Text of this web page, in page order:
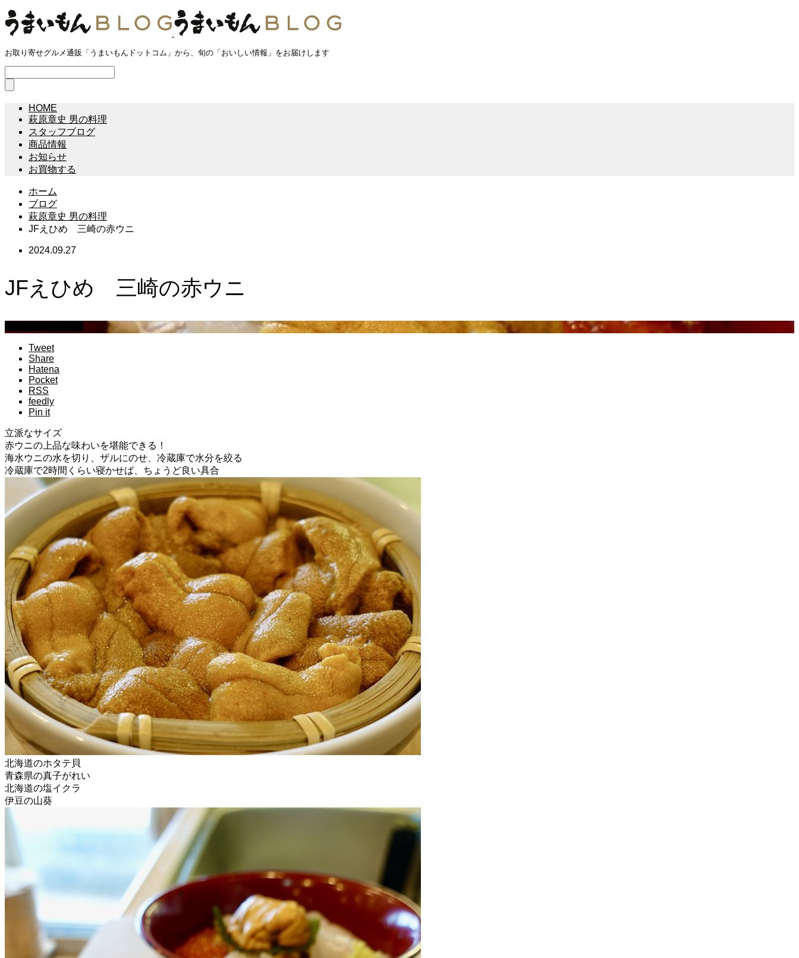
お取り寄せグルメ通販「うまいもんドットコム」から、旬の「おいしい情報」をお届けします
HOME
萩原章史 男の料理
スタッフブログ
商品情報
お知らせ
お買物する
ホーム
ブログ
萩原章史 男の料理
JFえひめ 三崎の赤ウニ
2024.09.27
JFえひめ 三崎の赤ウニ
Tweet
Share
Hatena
Pocket
RSS
feedly
Pin it
立派なサイズ
赤ウニの上品な味わいを堪能できる！
海水ウニの水を切り、ザルにのせ、冷蔵庫で水分を絞る
冷蔵庫で2時間くらい寝かせば、ちょうど良い具合
北海道のホタテ貝
青森県の真子がれい
北海道の塩イクラ
伊豆の山葵